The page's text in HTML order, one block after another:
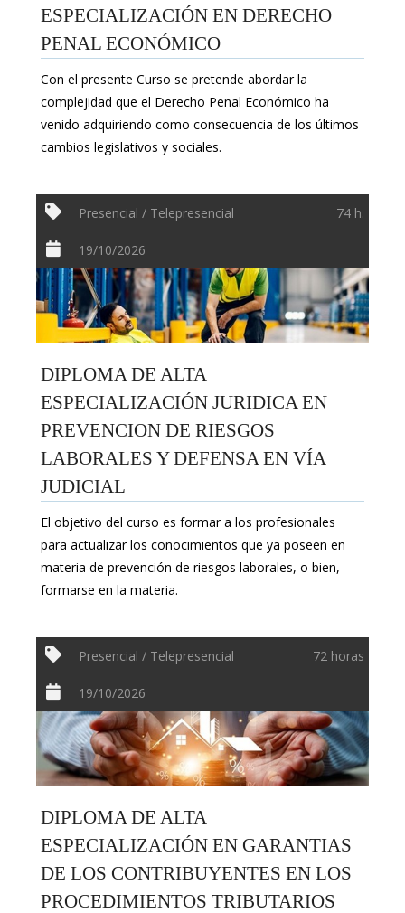
ESPECIALIZACIÓN EN DERECHO
PENAL ECONÓMICO
Con el presente Curso se pretende abordar la
complejidad que el Derecho Penal Económico ha
venido adquiriendo como consecuencia de los últimos
cambios legislativos y sociales.
Presencial / Telepresencial 74 h.
19/10/2026
DIPLOMA DE ALTA
ESPECIALIZACIÓN JURIDICA EN
PREVENCION DE RIESGOS
LABORALES Y DEFENSA EN VÍA
JUDICIAL
El objetivo del curso es formar a los profesionales
para actualizar los conocimientos que ya poseen en
materia de prevención de riesgos laborales, o bien,
formarse en la materia.
Presencial / Telepresencial 72 horas
19/10/2026
DIPLOMA DE ALTA
ESPECIALIZACIÓN EN GARANTIAS
DE LOS CONTRIBUYENTES EN LOS
PROCEDIMIENTOS TRIBUTARIOS